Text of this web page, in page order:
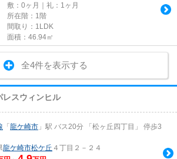
敷：0ヶ月｜礼：1ヶ月
所在階：1階
間取り：1LDK
面積：46.94㎡
全4件を表示する
レスウィンヒル
「 龍ケ崎市 」駅 バス20分 「松ヶ丘四丁目」 停歩3
龍ケ崎市松ケ丘 ４丁目２－２４